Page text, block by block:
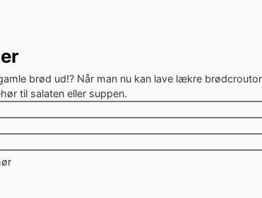
brød ud!? Når man nu kan lave lækre
til salaten eller suppen.